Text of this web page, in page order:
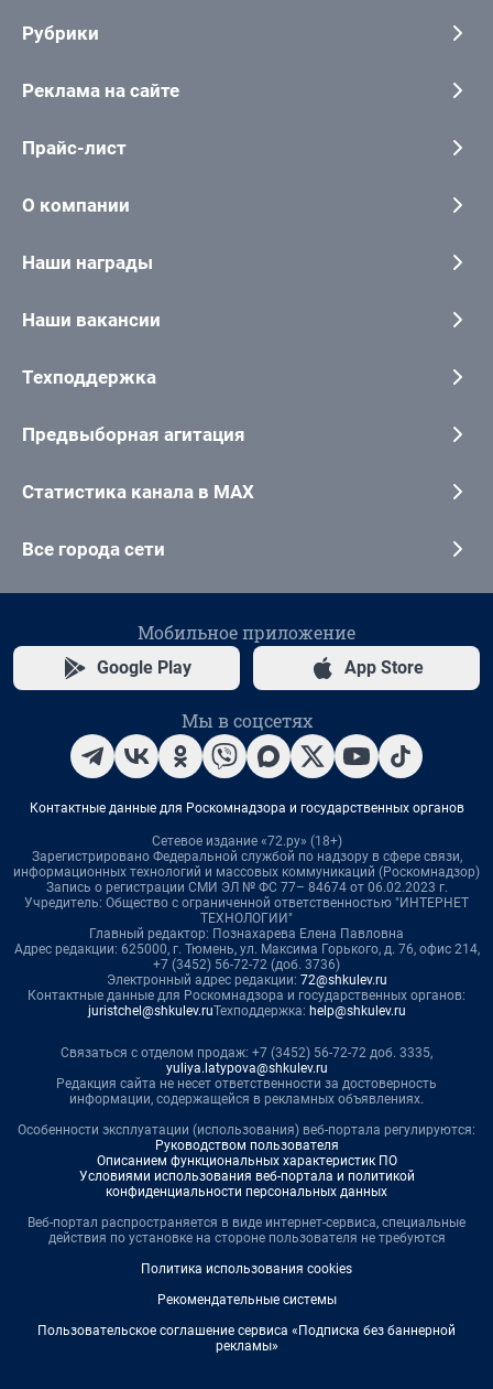
Рубрики
Реклама на сайте
Прайс-лист
О компании
Наши награды
Наши вакансии
Техподдержка
Предвыборная агитация
Статистика канала в MAX
Все города сети
Мобильное приложение
Google Play App Store
Мы в соцсетях
Контактные данные для Роскомнадзора и государственных органов
Сетевое издание «72.ру» (18+)
Зарегистрировано Федеральной службой по надзору в сфере связи,
информационных технологий и массовых коммуникаций (Роскомнадзор)
Запись о регистрации СМИ ЭЛ № ФС 77– 84674 от 06.02.2023 г.
Учредитель: Общество с ограниченной ответственностью "ИНТЕРНЕТ
ТЕХНОЛОГИИ"
Главный редактор: Познахарева Елена Павловна
Адрес редакции: 625000, г. Тюмень, ул. Максима Горького, д. 76, офис 214,
+7 (3452) 56-72-72 (доб. 3736)
Электронный адрес редакции: 72@shkulev.ru
Контактные данные для Роскомнадзора и государственных органов:
juristchel@shkulev.ruТехподдержка: help@shkulev.ru
Связаться с отделом продаж: +7 (3452) 56-72-72 доб. 3335,
yuliya.latypova@shkulev.ru
Редакция сайта не несет ответственности за достоверность
информации, содержащейся в рекламных объявлениях.
Особенности эксплуатации (использования) веб-портала регулируются:
Руководством пользователя
Описанием функциональных характеристик ПО
Условиями использования веб-портала и политикой
конфиденциальности персональных данных
Веб-портал распространяется в виде интернет-сервиса, специальные
действия по установке на стороне пользователя не требуются
Политика использования cookies
Рекомендательные системы
Пользовательское соглашение сервиса «Подписка без баннерной
рекламы»